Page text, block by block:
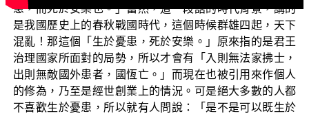
患，而死於安樂也。」當然，這一段話的時代背景，講的
是我國歷史上的春秋戰國時代，這個時候群雄四起，天下
混亂！那這個「生於憂患，死於安樂。」原來指的是君王
治理國家所面對的局勢，所以才會有「入則無法家拂士，
出則無敵國外患者，國恆亡。」而現在也被引用來作個人
的修為，乃至是經世創業上的情況。可是絕大多數的人都
不喜歡生於憂患，所以就有人問說：「是不是可以既生於